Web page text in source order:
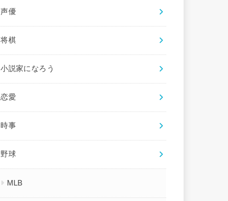
声優
将棋
小説家になろう
恋愛
時事
野球
MLB